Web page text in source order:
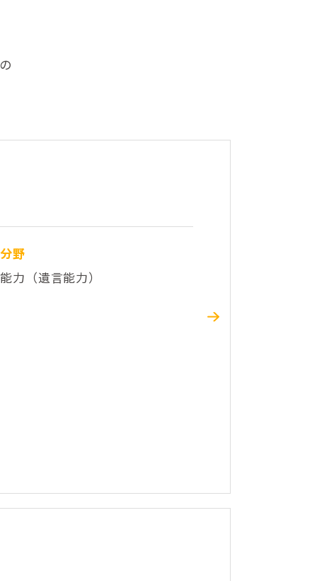
野
力（遺言能力）